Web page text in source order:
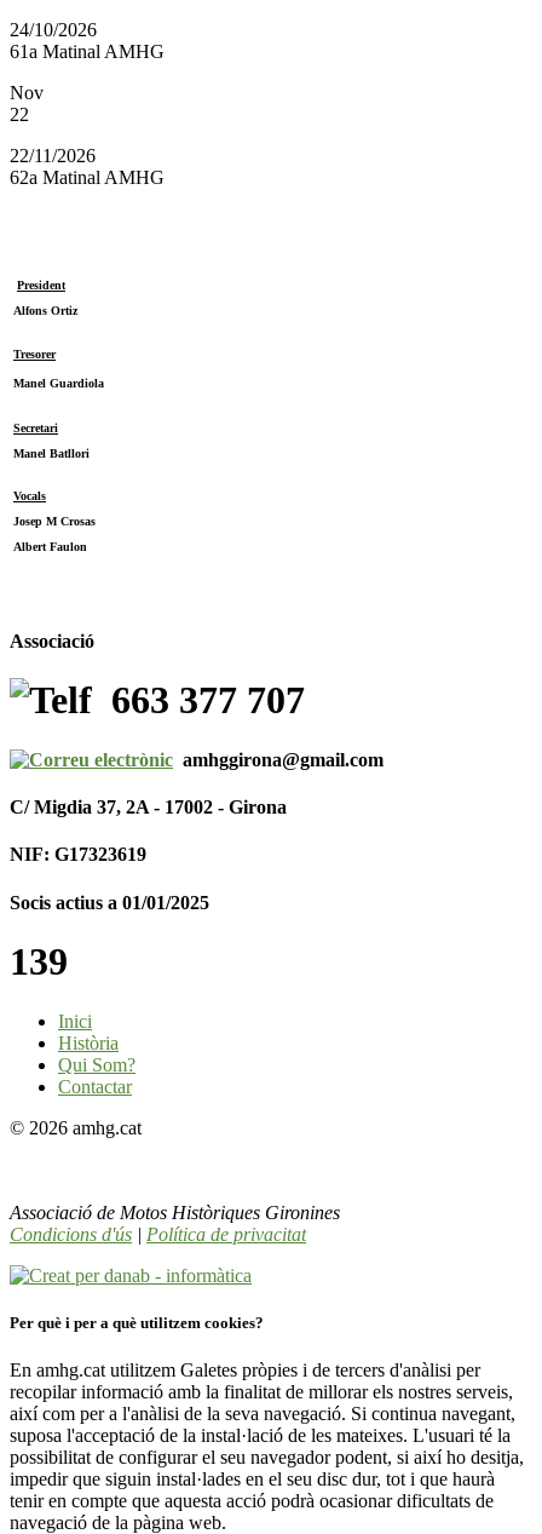
24/10/2026
61a Matinal AMHG
Nov
22
22/11/2026
62a Matinal AMHG
President
Alfons Ortiz
Tresorer
Manel Guardiola
Secretari
Manel Batllori
Vocals
Josep M Crosas
Albert Faulon
Associació
663 377 707
amhggirona@gmail.com
C/ Migdia 37, 2A - 17002 - Girona
NIF: G17323619
Socis actius a 01/01/2025
139
Inici
Història
Qui Som?
Contactar
© 2026 amhg.cat
Associació de Motos Històriques Gironines
Condicions d'ús | Política de privacitat
Per què i per a què utilitzem cookies?
En amhg.cat utilitzem Galetes pròpies i de tercers d'anàlisi per
recopilar informació amb la finalitat de millorar els nostres serveis,
així com per a l'anàlisi de la seva navegació. Si continua navegant,
suposa l'acceptació de la instal·lació de les mateixes. L'usuari té la
possibilitat de configurar el seu navegador podent, si així ho desitja,
impedir que siguin instal·lades en el seu disc dur, tot i que haurà
tenir en compte que aquesta acció podrà ocasionar dificultats de
navegació de la pàgina web.